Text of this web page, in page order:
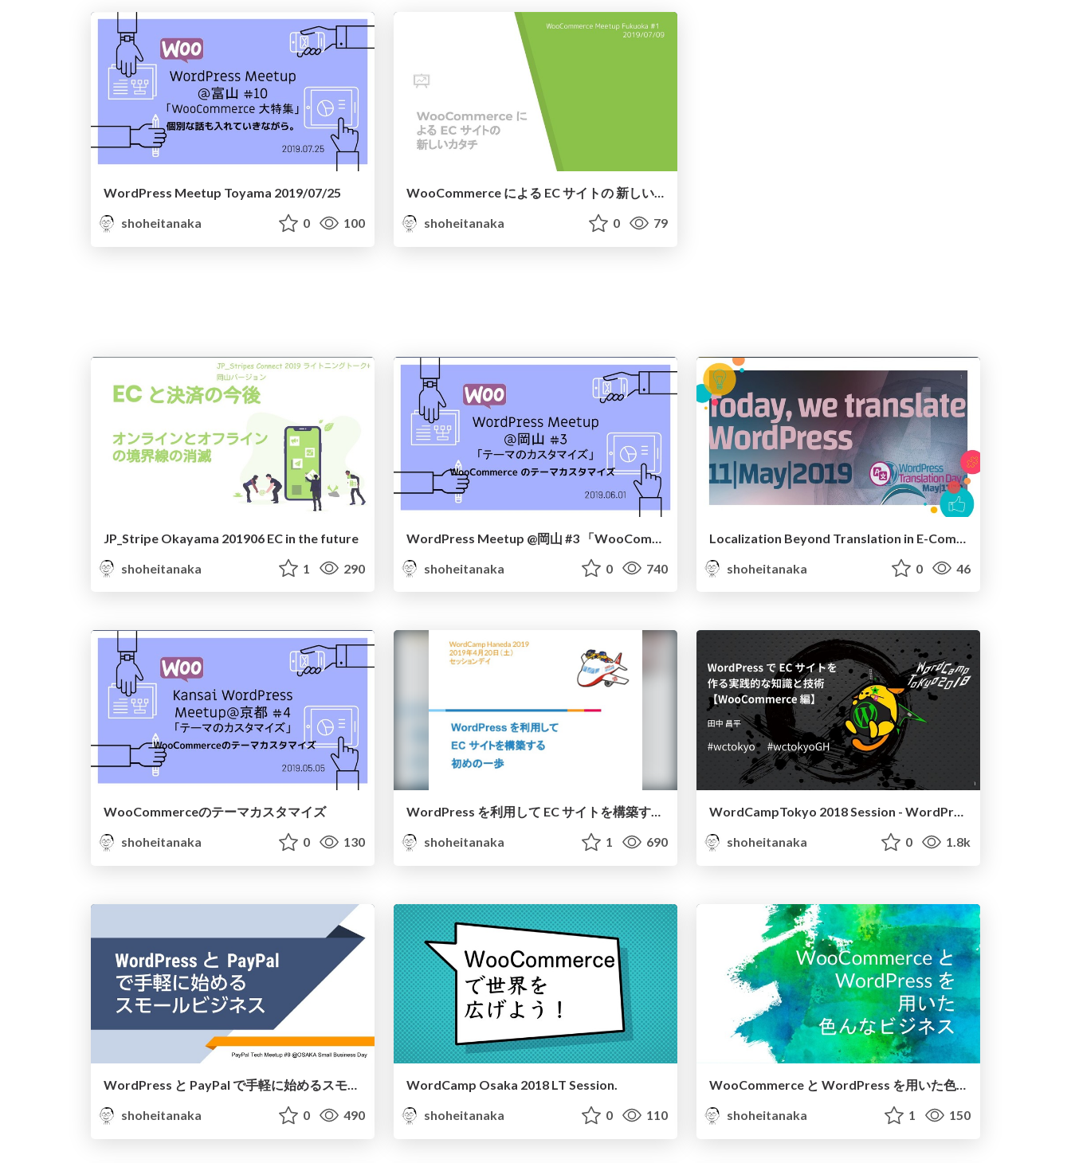
WordPress Meetup Toyama 2019/07/25
shoheitanaka
0 100
WooCommerce による EC サイトの 新しいカタチ
shoheitanaka
0 79
JP_Stripe Okayama 201906 EC in the future
shoheitanaka
1 290
shoheitanaka
0 740
shoheitanaka
0 46
WooCommerceのテーマカスタマイズ
shoheitanaka
0 130
shoheitanaka
1 690
shoheitanaka
0 1.8k
WordPress と PayPal で手軽に始める スモールビジネス
shoheitanaka
0 490
WordCamp Osaka 2018 LT Session.
shoheitanaka
0 110
WooCommerce と WordPress を 用いた 色んなビジネス
shoheitanaka
1 150